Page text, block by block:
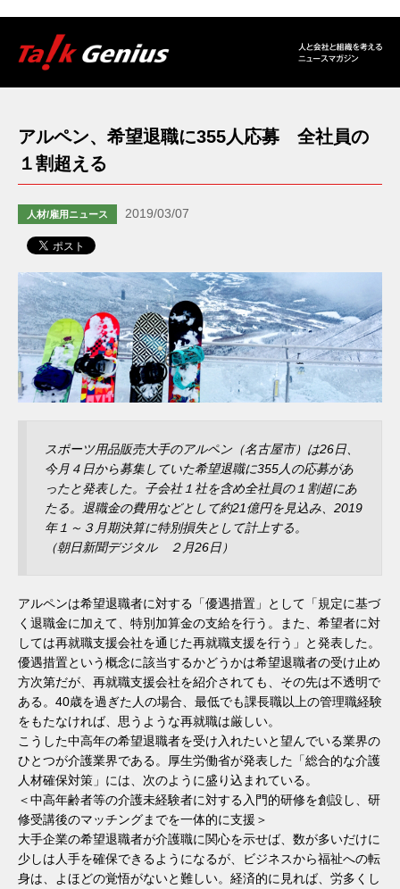
アルペン、希望退職に355人応募 全社員の
１割超える
人材/雇用ニュース 2019/03/07
スポーツ用品販売大手のアルペン（名古屋市）は26日、
今月４日から募集していた希望退職に355人の応募があ
ったと発表した。子会社１社を含め全社員の１割超にあ
たる。退職金の費用などとして約21億円を見込み、2019
年１～３月期決算に特別損失として計上する。
（朝日新聞デジタル ２月26日）
アルペンは希望退職者に対する「優遇措置」として「規定に基づ
く退職金に加えて、特別加算金の支給を行う。また、希望者に対
しては再就職支援会社を通じた再就職支援を行う」と発表した。
優遇措置という概念に該当するかどうかは希望退職者の受け止め
方次第だが、再就職支援会社を紹介されても、その先は不透明で
ある。40歳を過ぎた人の場合、最低でも課長職以上の管理職経験
をもたなければ、思うような再就職は厳しい。
こうした中高年の希望退職者を受け入れたいと望んでいる業界の
ひとつが介護業界である。厚生労働省が発表した「総合的な介護
人材確保対策」には、次のように盛り込まれている。
＜中高年齢者等の介護未経験者に対する入門的研修を創設し、研
修受講後のマッチングまでを一体的に支援＞
大手企業の希望退職者が介護職に関心を示せば、数が多いだけに
少しは人手を確保できるようになるが、ビジネスから福祉への転
身は、よほどの覚悟がないと難しい。経済的に見れば、労多くし